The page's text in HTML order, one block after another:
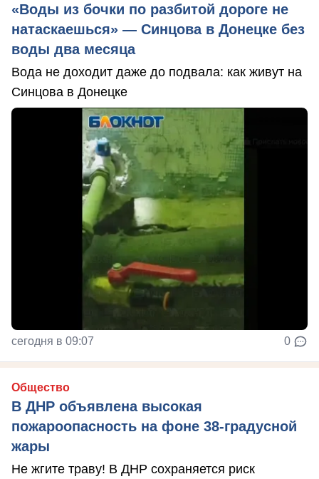
«Воды из бочки по разбитой дороге не
натаскаешься» — Синцова в Донецке без
воды два месяца
Вода не доходит даже до подвала: как живут на
Синцова в Донецке
сегодня в 09:07 0
Общество
В ДНР объявлена высокая
пожароопасность на фоне 38-градусной
жары
Не жгите траву! В ДНР сохраняется риск